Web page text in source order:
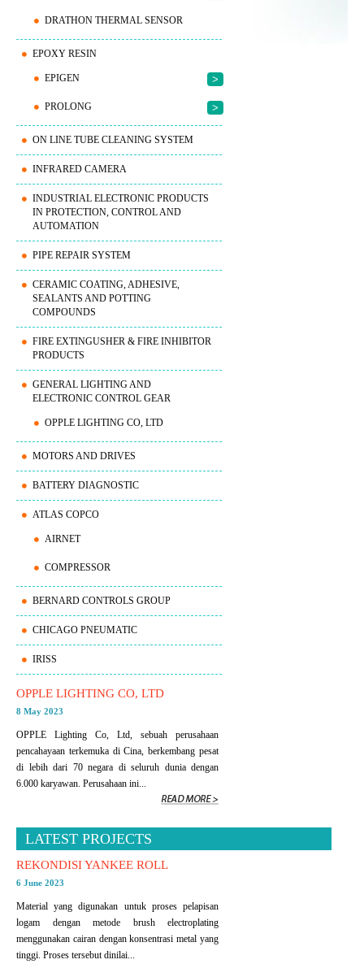
DRATHON THERMAL SENSOR
EPOXY RESIN
EPIGEN >
PROLONG >
ON LINE TUBE CLEANING SYSTEM
INFRARED CAMERA
INDUSTRIAL ELECTRONIC PRODUCTS
IN PROTECTION, CONTROL AND
AUTOMATION
PIPE REPAIR SYSTEM
CERAMIC COATING, ADHESIVE,
SEALANTS AND POTTING
COMPOUNDS
FIRE EXTINGUSHER & FIRE INHIBITOR
PRODUCTS
GENERAL LIGHTING AND
ELECTRONIC CONTROL GEAR
OPPLE LIGHTING CO, LTD
MOTORS AND DRIVES
BATTERY DIAGNOSTIC
ATLAS COPCO
AIRNET
COMPRESSOR
BERNARD CONTROLS GROUP
CHICAGO PNEUMATIC
IRISS
OPPLE LIGHTING CO, LTD
8 May 2023
OPPLE Lighting Co, Ltd, sebuah perusahaan
pencahayaan terkemuka di Cina, berkembang pesat
di lebih dari 70 negara di seluruh dunia dengan
6.000 karyawan. Perusahaan ini...
LATEST PROJECTS
REKONDISI YANKEE ROLL
6 June 2023
Material yang digunakan untuk proses pelapisan
logam dengan metode brush electroplating
menggunakan cairan dengan konsentrasi metal yang
tinggi. Proses tersebut dinilai...